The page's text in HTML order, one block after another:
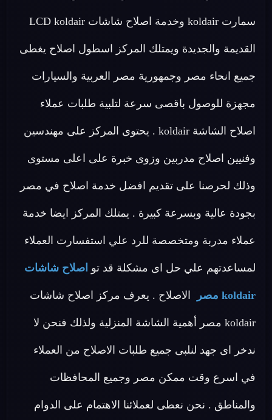
سمارت koldair وخدمة اصلاح شاشات LCD koldair
القديمة والجديدة ويمتلك المركز اسطول اصلاح يغطى
جميع انحاء مصر وجمهورية مصر العربية والسيارات
مجهزة للوصول باقصى سرعة لتلبية طلبات عملاء
اصلاح الشاشة koldair . يحتوى المركز على مهندسين
وفنيين اصلاح مدربين وزوى خبرة على اعلى مستوى
وذلك لحرصنا على تقديم افضل خدمة اصلاح في مصر
بجودة عالية وبسرعة كبيرة . يمتلك المركز ايضا خدمة
عملاء مدربة ومتخصصة للرد علي استفسارت العملاء
لمساعدتهم علي حل اى مشكلة قد تو اصلاح شاشات
koldair مصر الاصلاح . يعرف مركز اصلاح شاشات
koldair مصر أهمية الشاشة المنزلية ولذلك فنحن لا
ندخر اى جهد لنلبى جميع طلبات الاصلاح من العملاء
في اسرع وقت ممكن مصر وجميع المحافظات
والمناطق . نحن نعطى لعملائنا الاهتمام على الدوام